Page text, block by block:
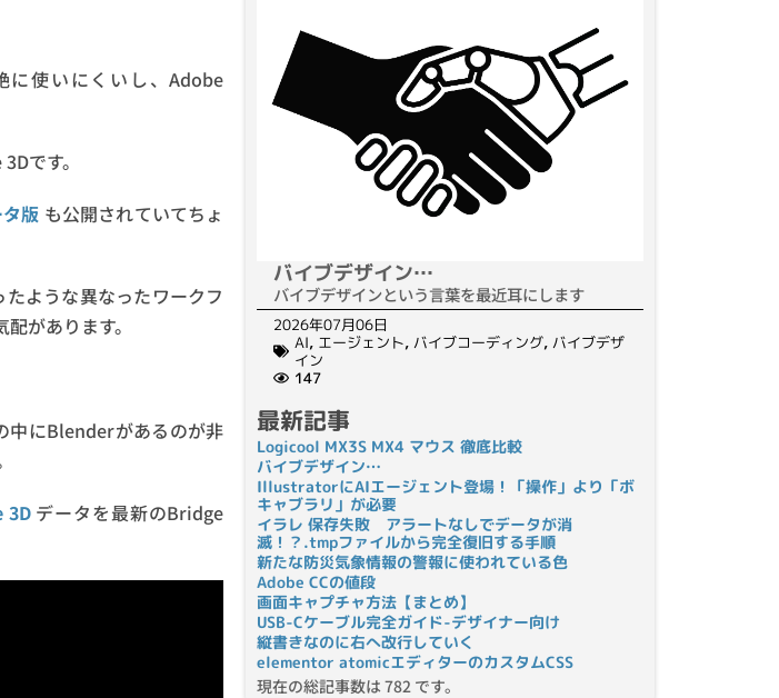
に使いにくいし、Adobe
です。
版 も公開されていてちょ
ような異なったワークフ
があります。
中にBlenderがあるのが非
3Dデータを最新のBridge
バイブデザイン…
バイブデザインという言葉を最近耳にします
2026年07月06日
AI, エージェント,バイブコーディング,バイブデザ
イン
147
最新記事
Logicool MX3S MX4 マウス 徹底比較
バイブデザイン…
IllustratorにAIエージェント登場！「操作」より「ボ
キャブラリ」が必要
イラレ 保存失敗 アラートなしでデータが消
滅！？.tmpファイルから完全復旧する手順
新たな防災気象情報の警報に使われている色
Adobe CCの値段
画面キャプチャ方法【まとめ】
USB-Cケーブル完全ガイド-デザイナー向け
縦書きなのに右へ改行していく
elementor atomicエディターのカスタムCSS
現在の総記事数は 782 です。